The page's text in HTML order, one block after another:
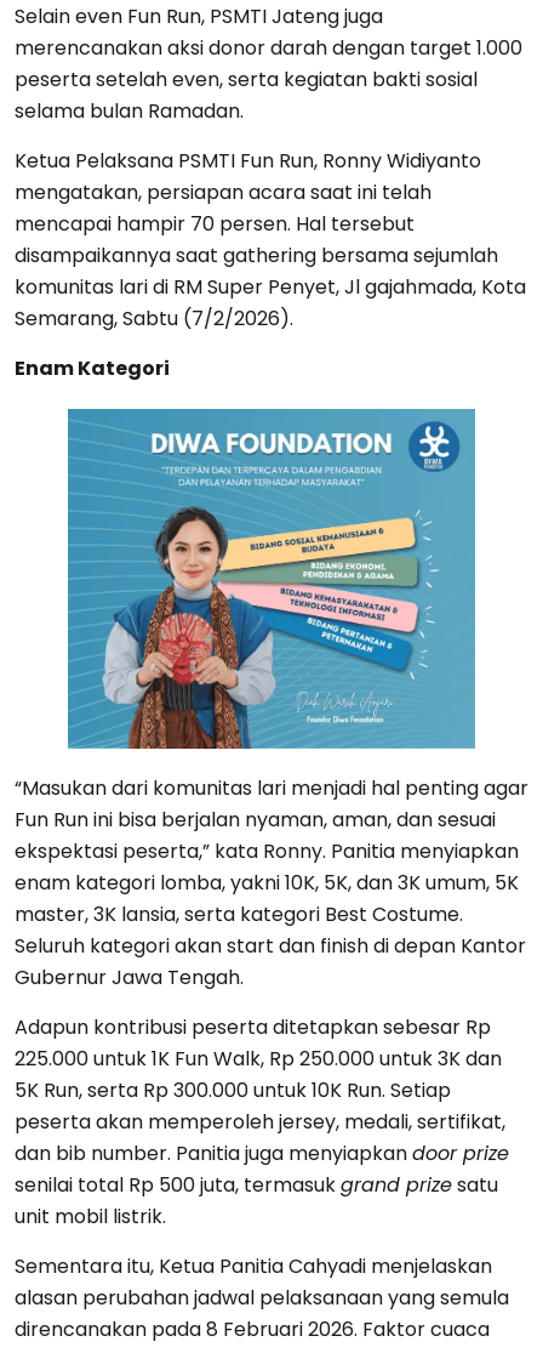
Selain even Fun Run, PSMTI Jateng juga
merencanakan aksi donor darah dengan target 1.000
peserta setelah even, serta kegiatan bakti sosial
selama bulan Ramadan.
Ketua Pelaksana PSMTI Fun Run, Ronny Widiyanto
mengatakan, persiapan acara saat ini telah
mencapai hampir 70 persen. Hal tersebut
disampaikannya saat gathering bersama sejumlah
komunitas lari di RM Super Penyet, Jl gajahmada, Kota
Semarang, Sabtu (7/2/2026).
Enam Kategori
“Masukan dari komunitas lari menjadi hal penting agar
Fun Run ini bisa berjalan nyaman, aman, dan sesuai
ekspektasi peserta,” kata Ronny. Panitia menyiapkan
enam kategori lomba, yakni 10K, 5K, dan 3K umum, 5K
master, 3K lansia, serta kategori Best Costume.
Seluruh kategori akan start dan finish di depan Kantor
Gubernur Jawa Tengah.
Adapun kontribusi peserta ditetapkan sebesar Rp
225.000 untuk 1K Fun Walk, Rp 250.000 untuk 3K dan
5K Run, serta Rp 300.000 untuk 10K Run. Setiap
peserta akan memperoleh jersey, medali, sertifikat,
dan bib number. Panitia juga menyiapkandoor prize
senilai total Rp 500 juta, termasukgrand prizesatu
unit mobil listrik.
Sementara itu, Ketua Panitia Cahyadi menjelaskan
alasan perubahan jadwal pelaksanaan yang semula
direncanakan pada 8 Februari 2026. Faktor cuaca